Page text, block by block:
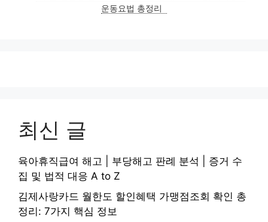
운동요법 총정리
최신 글
육아휴직급여 해고 | 부당해고 판례 분석 | 증거 수
집 및 법적 대응 A to Z
김제사랑카드 월한도 할인혜택 가맹점조회 확인 총
정리: 7가지 핵심 정보